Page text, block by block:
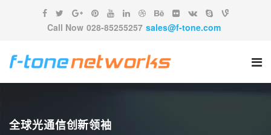
Call Now 028-85255257 sales@f-tone.com
全球光通信创新领袖